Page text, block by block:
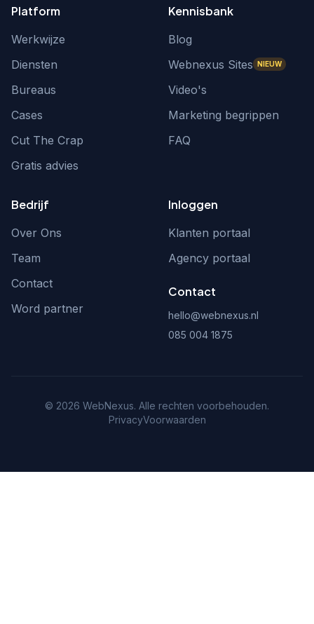
Platform
Werkwijze
Diensten
Bureaus
Cases
Cut The Crap
Gratis advies
Kennisbank
Blog
Webnexus Sites
NIEUW
Video's
Marketing begrippen
FAQ
Bedrijf
Over Ons
Team
Contact
Word partner
Inloggen
Klanten portaal
Agency portaal
Contact
hello@webnexus.nl
085 004 1875
© 2026 WebNexus. Alle rechten voorbehouden.
PrivacyVoorwaarden